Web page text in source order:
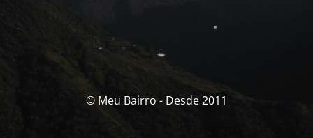
© Meu Bairro - Desde 2011